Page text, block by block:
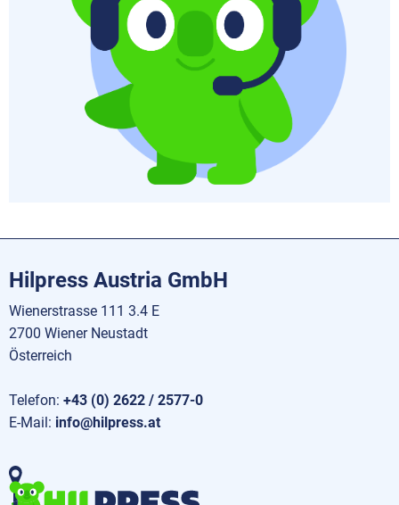
Hilpress Austria GmbH
Wienerstrasse 111 3.4 E
2700 Wiener Neustadt
Österreich
Telefon: +43 (0) 2622 / 2577-0
E-Mail: info@hilpress.at